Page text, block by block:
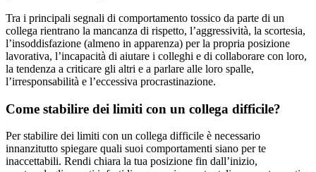
Tra i principali segnali di comportamento tossico da parte di un
collega rientrano la mancanza di rispetto, l’aggressività, la scortesia,
l’insoddisfazione (almeno in apparenza) per la propria posizione
lavorativa, l’incapacità di aiutare i colleghi e di collaborare con loro,
la tendenza a criticare gli altri e a parlare alle loro spalle,
l’irresponsabilità e l’eccessiva procrastinazione.
Come stabilire dei limiti con un collega difficile?
Per stabilire dei limiti con un collega difficile è necessario
innanzitutto spiegare quali suoi comportamenti siano per te
inaccettabili. Rendi chiara la tua posizione fin dall’inizio,